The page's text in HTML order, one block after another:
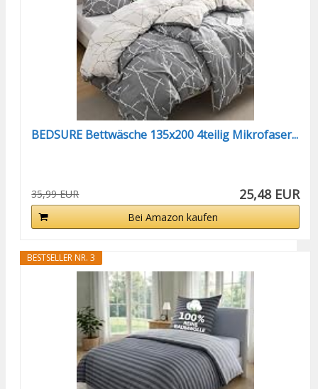
BEDSURE Bettwäsche 135x200 4teilig Mikrofaser...
35,99 EUR 25,48 EUR
Bei Amazon kaufen
BESTSELLER NR. 3